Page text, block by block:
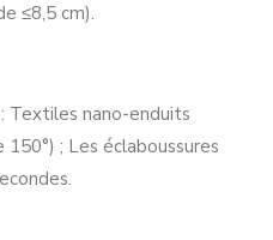
≤8,5 cm).
Textiles nano-enduits
; Les éclaboussures